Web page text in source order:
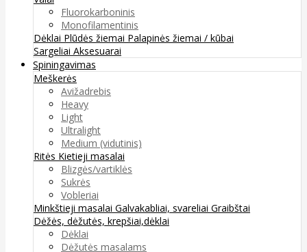
Fluorokarboninis
Monofilamentinis
Dėklai Plūdės žiemai Palapinės žiemai / kūbai
Sargeliai Aksesuarai
Spiningavimas
Meškerės
Avižadrebis
Heavy
Light
Ultralight
Medium (vidutinis)
Ritės Kietieji masalai
Blizgės/vartiklės
Sukrės
Vobleriai
Minkštieji masalai Galvakabliai, svareliai Graibštai
Dėžės, dėžutės, krepšiai,dėklai
Dėklai
Dėžutės masalams